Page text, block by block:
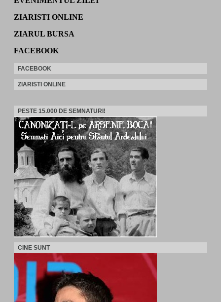
ZIARISTI ONLINE
ZIARUL BURSA
FACEBOOK
FACEBOOK
ZIARISTI ONLINE
PESTE 15.000 DE SEMNATURI!
CINE SUNT